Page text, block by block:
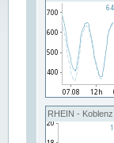
RHEIN - Koblenz